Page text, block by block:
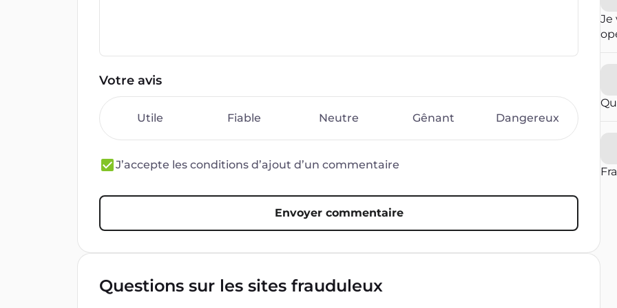
Votre avis
Utile Fiable Neutre Gênant Dangereux
J’accepte les conditions d’ajout d’un commentaire
Envoyer commentaire
Questions sur les sites frauduleux
Je